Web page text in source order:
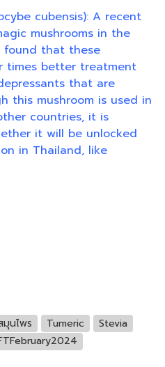
cubensis): A recent
mushrooms in the
found that these
times better treatment
that are
this mushroom is used in
countries, it is
it will be unlocked
in Thailand, like
มุนไพร Tumeric
Stevia